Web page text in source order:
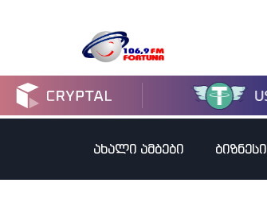
ახალი ამბები ბიზნესი